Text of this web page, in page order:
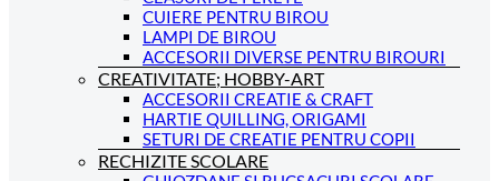
CUIERE PENTRU BIROU
LAMPI DE BIROU
ACCESORII DIVERSE PENTRU BIROURI
CREATIVITATE; HOBBY-ART
ACCESORII CREATIE & CRAFT
HARTIE QUILLING, ORIGAMI
SETURI DE CREATIE PENTRU COPII
RECHIZITE SCOLARE